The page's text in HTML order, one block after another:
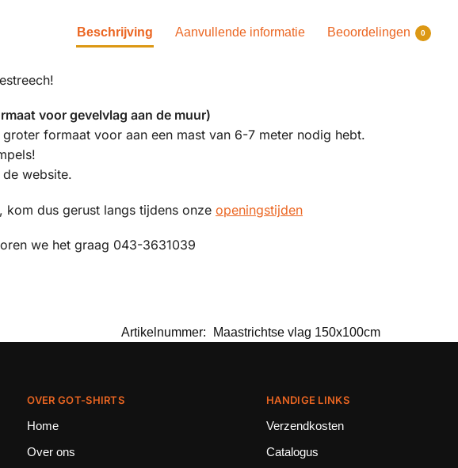
Beschrijving Aanvullende informatie Beoordelingen 0
voor gevelvlag aan de muur)
formaat voor aan een mast van 6-7 meter nodig hebt.
website.
dus gerust langs tijdens onzeopeningstijden
we het graag 043-3631039
Artikelnummer: Maastrichtse vlag 150x100cm
OVER GOT-SHIRTS
Home
Over ons
HANDIGE LINKS
Verzendkosten
Catalogus